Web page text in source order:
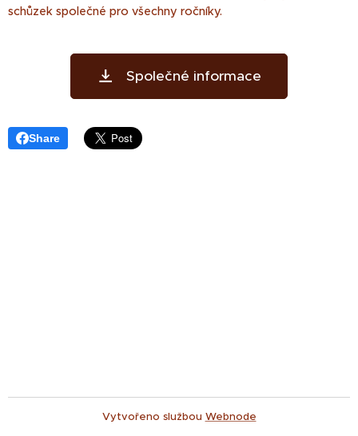
schůzek společné pro všechny ročníky.
Společné informace
Share
Vytvořeno službou Webnode